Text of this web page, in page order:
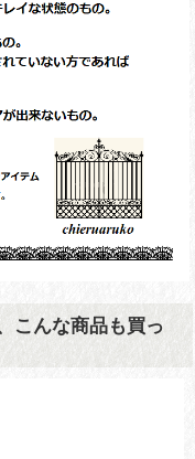
こんな商品も買っ